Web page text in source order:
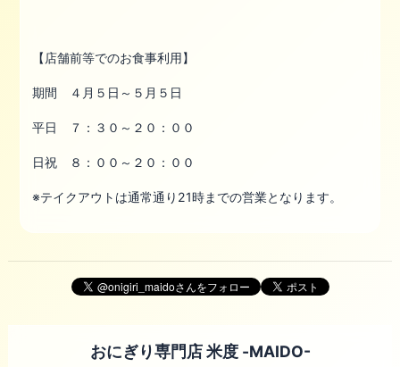
【店舗前等でのお食事利用】
期間 ４月５日～５月５日
平日 ７：３０～２０：００
日祝 ８：００～２０：００
※テイクアウトは通常通り21時までの営業となります。
おにぎり専門店 米度 -MAIDO-